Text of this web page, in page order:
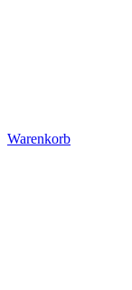
Warenkorb